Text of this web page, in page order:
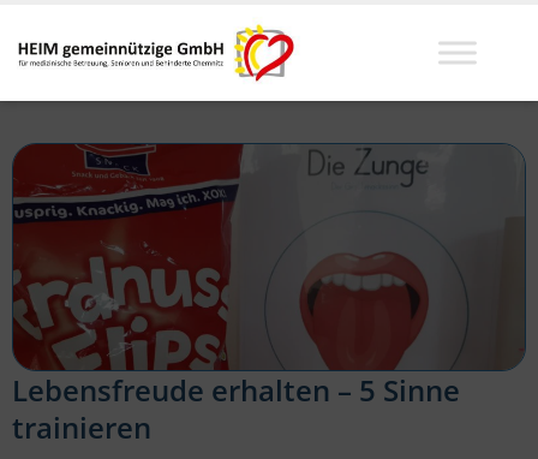
Lebensfreude erhalten – 5 Sinne
trainieren